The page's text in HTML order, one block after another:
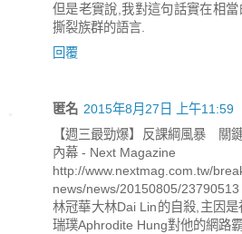
但是老實說,我對這句話實在相
撕裂族群的語言.
回覆
匿名 2015年8月27日 上午11:59
【週三最勁爆】反課綱風暴 關
內幕 - Next Magazine
http://www.nextmag.com.tw/
news/news/20150805/23790513
林冠華大林Dai Lin的自殺,主因
瑞璞Aphrodite Hung對他的網路